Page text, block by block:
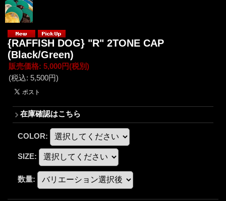
{RAFFISH DOG} "R" 2TONE CAP
(Black/Green)
販売価格: 5,000円(税別)
(税込: 5,500円)
在庫確認はこちら
COLOR:
SIZE:
数量: